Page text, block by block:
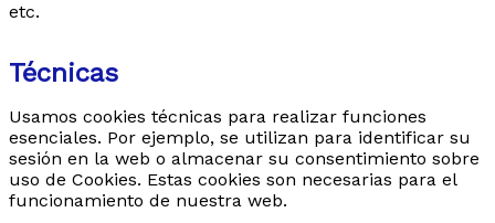
Polonia 2026
Polonia
Cracovia Varsovia GdanskViajes a Polonia
2026 viajes organizados a Polonia 2026Viajes
organizados Polonia
Etiquetas:
Auschwitz CracoviaGdanskGizycko
etc.
Técnicas
Usamos cookies técnicas para realizar funciones
esenciales. Por ejemplo, se utilizan para identificar su
sesión en la web o almacenar su consentimiento sobre
uso de Cookies. Estas cookies son necesarias para el
funcionamiento de nuestra web.